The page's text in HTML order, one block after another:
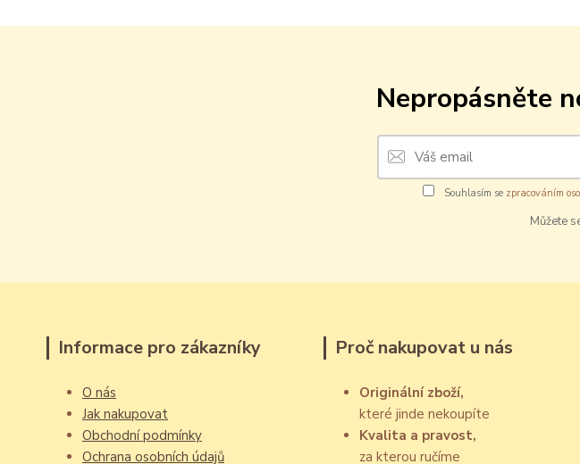
Nepropásněte
Souhlasím se zpracováním
Můžete
Informace pro zákazníky
O nás
Jak nakupovat
Obchodní podmínky
Ochrana osobních údajů
Proč nakupovat u nás
Originální zboží,
které jinde nekoupíte
Kvalita a pravost,
za kterou ručíme